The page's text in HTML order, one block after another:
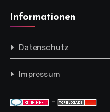
Informationen
Datenschutz
Impressum
-